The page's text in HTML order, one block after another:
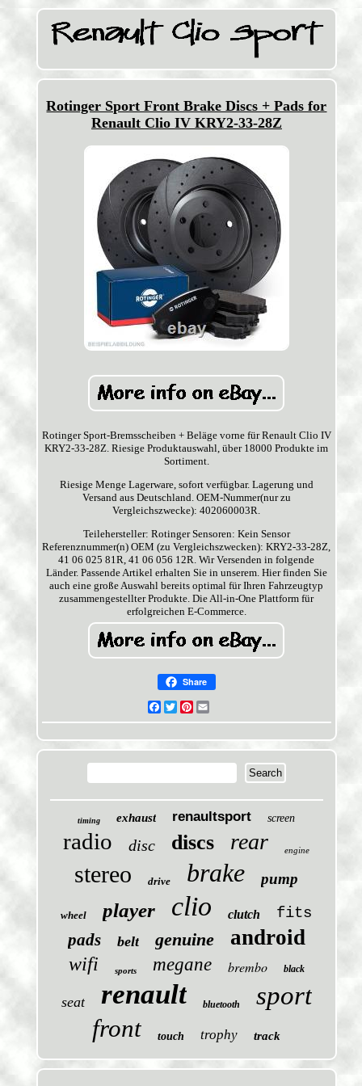
Rotinger Sport Front Brake Discs + Pads for
Renault Clio IV KRY2-33-28Z
Rotinger Sport-Bremsscheiben + Beläge vorne für Renault Clio IV
KRY2-33-28Z. Riesige Produktauswahl, über 18000 Produkte im
Sortiment.
Riesige Menge Lagerware, sofort verfügbar. Lagerung und
Versand aus Deutschland. OEM-Nummer(nur zu
Vergleichszwecke): 402060003R.
Teilehersteller: Rotinger Sensoren: Kein Sensor
Referenznummer(n) OEM (zu Vergleichszwecken): KRY2-33-28Z,
41 06 025 81R, 41 06 056 12R. Wir Versenden in folgende
Länder. Passende Artikel erhalten Sie in unserem. Hier finden Sie
auch eine große Auswahl bereits optimal für Ihren Fahrzeugtyp
zusammengestellter Produkte. Die All-in-One Plattform für
erfolgreichen E-Commerce.
Share
Facebook
TwitterPinterest
timing exhaust renaultsport screen
radio disc discs rear engine
stereo drive brake pump
wheel player clio clutch fits
pads belt genuine android
wifi sports megane brembo black
seat renault bluetooth sport
front touch trophy track